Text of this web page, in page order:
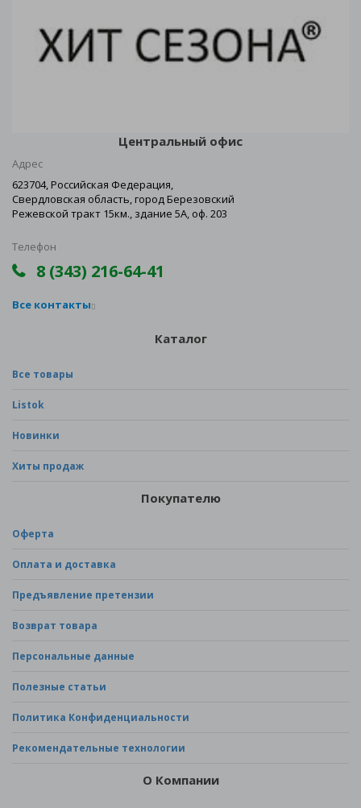
Центральный офис
Адрес
623704, Российская Федерация,
Свердловская область, город Березовский
Режевской тракт 15км., здание 5А, оф. 203
Телефон
8 (343) 216-64-41
Все контакты
Каталог
Все товары
Listok
Новинки
Хиты продаж
Покупателю
Оферта
Оплата и доставка
Предъявление претензии
Возврат товара
Персональные данные
Полезные статьи
Политика Конфиденциальности
Рекомендательные технологии
О Компании